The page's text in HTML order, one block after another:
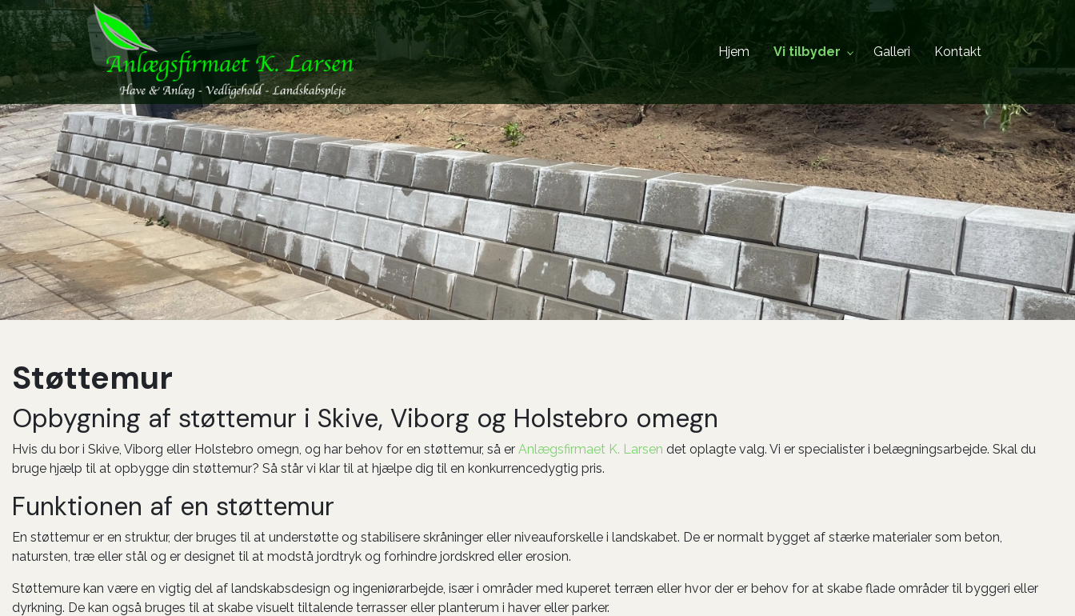
Gå
til
hovedindhold
Hjem Vi tilbyder Galleri Kontakt
Støttemur
Opbygning af støttemur i Skive, Viborg og Holstebro omegn
Hvis du bor i Skive, Viborg eller Holstebro omegn, og har behov for en støttemur, så er Anlægsfirmaet K. Larsen det oplagte valg. Vi er specialister i belægningsarbejde. Skal du
bruge hjælp til at opbygge din støttemur? Så står vi klar til at hjælpe dig til en konkurrencedygtig pris.
Funktionen af en støttemur
En støttemur er en struktur, der bruges til at understøtte og stabilisere skråninger eller niveauforskelle i landskabet. De er normalt bygget af stærke materialer som beton,
natursten, træ eller stål og er designet til at modstå jordtryk og forhindre jordskred eller erosion.
Støttemure kan være en vigtig del af landskabsdesign og ingeniørarbejde, især i områder med kuperet terræn eller hvor der er behov for at skabe flade områder til byggeri eller
dyrkning. De kan også bruges til at skabe visuelt tiltalende terrasser eller planterum i haver eller parker.